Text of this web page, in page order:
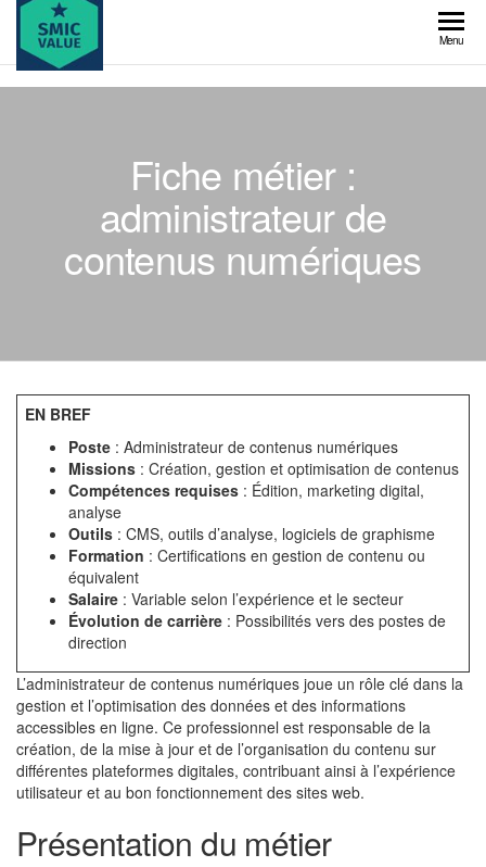
Skip
the
content
value
Menu
Fiche métier :
administrateur de
contenus numériques
EN BREF
Poste : Administrateur de contenus numériques
Missions : Création, gestion et optimisation de contenus
Compétences requises : Édition, marketing digital,
analyse
Outils : CMS, outils d’analyse, logiciels de graphisme
Formation : Certifications en gestion de contenu ou
équivalent
Salaire : Variable selon l’expérience et le secteur
Évolution de carrière : Possibilités vers des postes de
direction
L’administrateur de contenus numériques joue un rôle clé dans la
gestion et l’optimisation des données et des informations
accessibles en ligne. Ce professionnel est responsable de la
création, de la mise à jour et de l’organisation du contenu sur
différentes plateformes digitales, contribuant ainsi à l’expérience
utilisateur et au bon fonctionnement des sites web.
Présentation du métier